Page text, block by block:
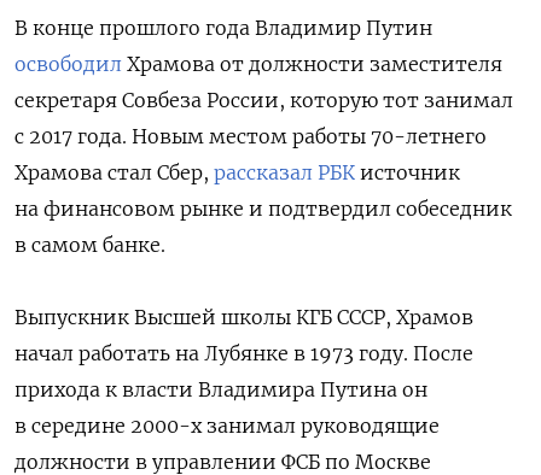
В конце прошлого года Владимир Путин
освободил Храмова от должности заместителя
секретаря Совбеза России, которую тот занимал
с 2017 года. Новым местом работы 70-летнего
Храмова стал Сбер, рассказал РБК источник
на финансовом рынке и подтвердил собеседник
в самом банке.
Выпускник Высшей школы КГБ СССР, Храмов
начал работать на Лубянке в 1973 году. После
прихода к власти Владимира Путина он
в середине 2000-х занимал руководящие
должности в управлении ФСБ по Москве